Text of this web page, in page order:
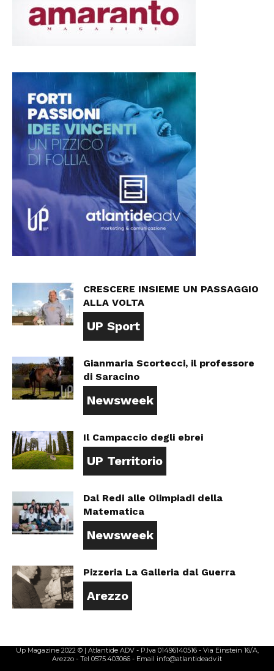
CRESCERE INSIEME UN PASSAGGIO
ALLA VOLTA
UP Sport
Gianmaria Scortecci, il professore
di Saracino
Newsweek
Il Campaccio degli ebrei
UP Territorio
Dal Redi alle Olimpiadi della
Matematica
Newsweek
Pizzeria La Galleria dal Guerra
Arezzo
Up Magazine 2022 © | Atlantide ADV - P.Iva 01496140516 - Via Einstein 16/A,
Arezzo - Tel 0575.403066 - Email info@atlantideadv.it